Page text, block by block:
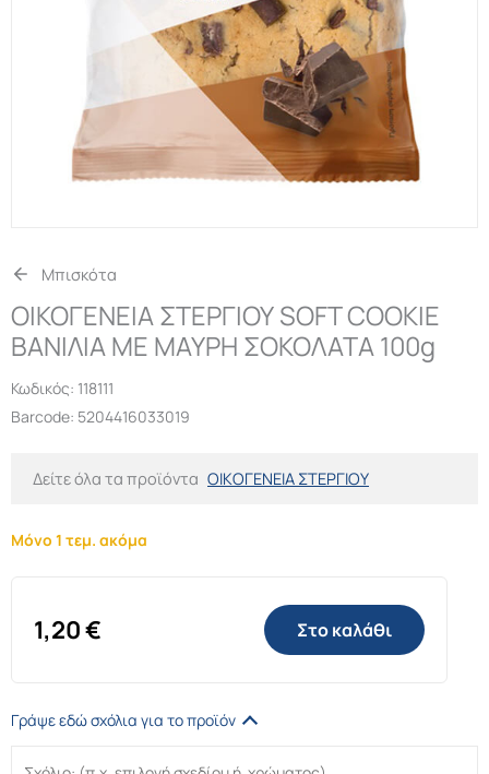
Μπισκότα
ΟΙΚΟΓΕΝΕΙΑ ΣΤΕΡΓΙΟΥ SOFT COOKIE
ΒΑΝΙΛΙΑ ΜΕ ΜΑΥΡΗ ΣΟΚΟΛΑΤΑ 100g
Κωδικός: 118111
Barcode: 5204416033019
Δείτε όλα τα προϊόντα ΟΙΚΟΓΕΝΕΙΑ ΣΤΕΡΓΙΟΥ
Μόνο 1 τεμ. ακόμα
1,20€ Στο καλάθι
Γράψε εδώ σχόλια για το προϊόν